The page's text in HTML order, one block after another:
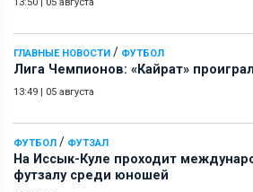
ГЛАВНЫЕ НОВОСТИ / ФУТБОЛ
Лига Чемпионов: «Кайрат»
13:49 | 05 августа
ФУТБОЛ / ФУТЗАЛ
На Иссык-Куле проходит
футзалу среди юношей